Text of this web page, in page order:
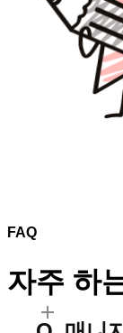
FAQ
자주 하